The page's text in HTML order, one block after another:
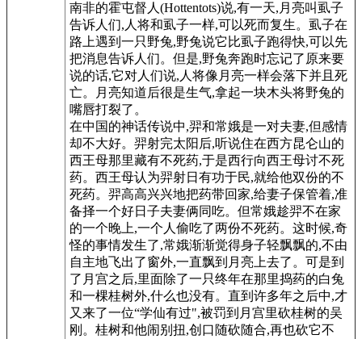
南非的霍屯督人(Hottentots)说,有一天,月亮叫虱子
告诉人们,人将和虱子一样,可以死而复生。虱子在
路上遇到一只野兔,野兔说它比虱子跑得快,可以先
把消息告诉人们。但是,野兔奔跑时忘记了原来要
说的话,它对人们说,人将像月亮一样会落下并且死
亡。月亮知道后很是生气,拿起一块木头将野兔的
嘴唇打裂了。
在中国的神话传说中,羿和常娥是一对夫妻,但感情
却不大好。羿射完太阳后,听说住在西方昆仑山的
西王母那里藏有不死药,于是西行向西王母讨不死
药。西王母认为羿射日有功于民,就给他双份的不
死药。羿高高兴兴地把药带回家,给妻子保管着,准
备择一个好日子夫妻俩同吃。但常娥趁羿不在家
的一个晚上,一个人偷吃了两份不死药。这时候,奇
怪的事情发生了,常娥渐渐觉得身子轻飘飘的,不由
自主地飞出了窗外,一直飘到月亮上去了。可是到
了月宫之后,里面除了一只终年在那里捣药的白兔
和一棵桂树外,什么也没有。直到许多年之后中,才
又来了一位“学仙有过",被罚到月宫里砍桂树的吴
刚。桂树和他闹别扭,创口随砍随合,再也砍它不